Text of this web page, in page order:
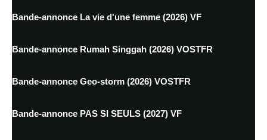
Bande-annonce La vie d'une femme (2026) VF
Bande-annonce Rumah Singgah (2026) VOSTFR
Bande-annonce Geo-storm (2026) VOSTFR
Bande-annonce PAS SI SEULS (2027) VF